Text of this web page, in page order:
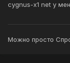
cygnus-x1 net у
Можно просто